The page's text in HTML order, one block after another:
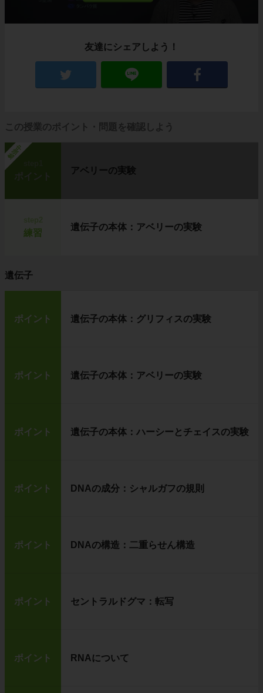
友達にシェアしよう！
この授業のポイント・問題を確認しよう
勉強中
ポイント
アベリーの実験
練習
遺伝子の本体：アベリーの実験
遺伝子
ポイント 遺伝子の本体：グリフィスの実験
ポイント 遺伝子の本体：アベリーの実験
ポイント 遺伝子の本体：ハーシーとチェイスの実験
ポイント DNAの成分：シャルガフの規則
ポイント DNAの構造：二重らせん構造
ポイント セントラルドグマ：転写
ポイント RNAについて